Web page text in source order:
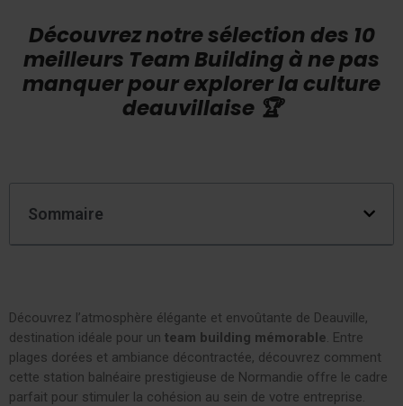
Découvrez notre sélection des 10
meilleurs Team Building à ne pas
manquer pour explorer la culture
deauvillaise 🏆​
Sommaire
Découvrez l’atmosphère élégante et envoûtante de Deauville,
destination idéale pour un team building mémorable. Entre
plages dorées et ambiance décontractée, découvrez comment
cette station balnéaire prestigieuse de Normandie offre le cadre
parfait pour stimuler la cohésion au sein de votre entreprise.